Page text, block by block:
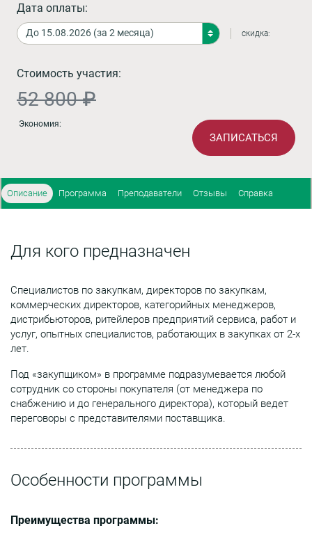
Дата оплаты:
скидка:
Стоимость участия:
52 800 ₽
Экономия:
ЗАПИСАТЬСЯ
Описание Программа Преподаватели Отзывы Справка
Для кого предназначен
Специалистов по закупкам, директоров по закупкам,
коммерческих директоров, категорийных менеджеров,
дистрибьюторов, ритейлеров предприятий сервиса, работ и
услуг, опытных специалистов, работающих в закупках от 2-х
лет.
Под «закупщиком» в программе подразумевается любой
сотрудник со стороны покупателя (от менеджера по
снабжению и до генерального директора), который ведет
переговоры с представителями поставщика.
Особенности программы
Преимущества программы: